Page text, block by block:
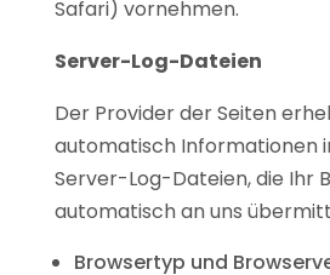
Safari) vornehmen.
Server-Log-Dateien
Der Provider der Seiten
automatisch Informationen
Server-Log-Dateien, die Ihr
automatisch an uns
Browsertyp und